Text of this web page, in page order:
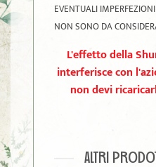
EVENTUALI
NON SONO DA
L'effetto della
interferisce con
non devi
ALTRI